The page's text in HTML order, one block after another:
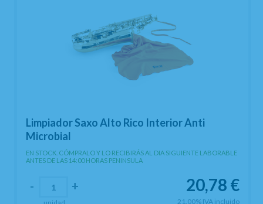
Limpiador Saxo Alto Rico Interior Anti
Microbial
EN STOCK. CÓMPRALO Y LO RECIBIRÁS AL DIA SIGUIENTE LABORABLE
ANTES DE LAS 14:00 HORAS PENINSULA
20,78 €
21.00% IVA incluido
- +